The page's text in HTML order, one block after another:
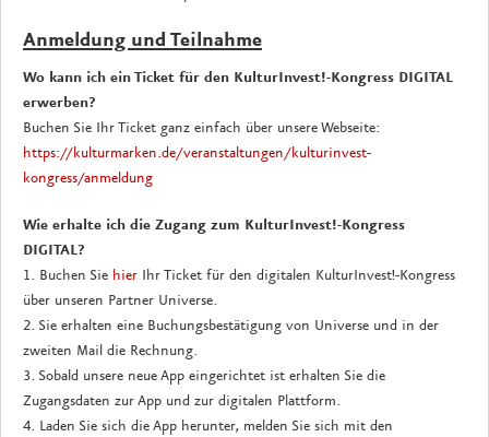
Anmeldung und Teilnahme
Wo kann ich ein Ticket für den KulturInvest!-Kongress DIGITAL
erwerben?
Buchen Sie Ihr Ticket ganz einfach über unsere Webseite:
https://kulturmarken.de/veranstaltungen/kulturinvest-
kongress/anmeldung
Wie erhalte ich die Zugang zum KulturInvest!-Kongress
DIGITAL?
1. Buchen Sie hier Ihr Ticket für den digitalen KulturInvest!-Kongress
über unseren Partner Universe.
2. Sie erhalten eine Buchungsbestätigung von Universe und in der
zweiten Mail die Rechnung.
3. Sobald unsere neue App eingerichtet ist erhalten Sie die
Zugangsdaten zur App und zur digitalen Plattform.
4. Laden Sie sich die App herunter, melden Sie sich mit den